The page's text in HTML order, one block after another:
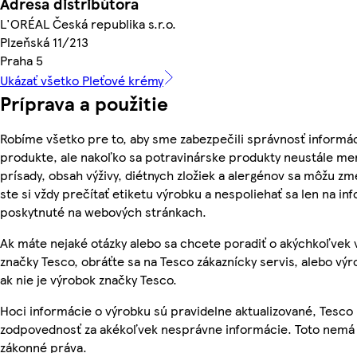
L'ORÉAL Česká republika s.r.o.
Plzeňská 11/213
Praha 5
Ukázať všetko Pleťové krémy
Príprava a použitie
Robíme všetko pre to, aby sme zabezpečili správnosť
produkte, ale nakoľko sa potravinárske produkty neustále
prísady, obsah výživy, diétnych zložiek a alergénov sa môžu
ste si vždy prečítať etiketu výrobku a nespoliehať sa len na
poskytnuté na webových stránkach.
Ak máte nejaké otázky alebo sa chcete poradiť o akýchkoľvek
značky Tesco, obráťte sa na Tesco zákaznícky servis, alebo
ak nie je výrobok značky Tesco.
Hoci informácie o výrobku sú pravidelne aktualizované, Tesco
zodpovednosť za akékoľvek nesprávne informácie. Toto nemá
zákonné práva.